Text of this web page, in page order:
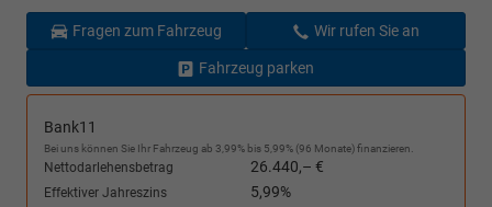
Fragen zum Fahrzeug Wir rufen Sie an
Fahrzeug parken
Bank11
Bei uns können Sie Ihr Fahrzeug ab 3,99% bis 5,99% (96 Monate) finanzieren.
Nettodarlehensbetrag 26.440,– €
Effektiver Jahreszins 5,99%